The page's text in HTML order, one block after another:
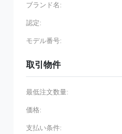
ブランド名:
認定:
モデル番号:
取引物件
最低注文数量:
価格:
支払い条件: